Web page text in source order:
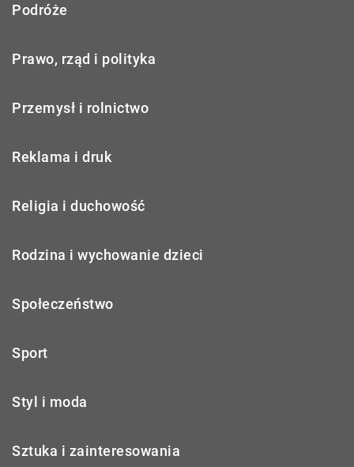
Podróże
Prawo, rząd i polityka
Przemysł i rolnictwo
Reklama i druk
Religia i duchowość
Rodzina i wychowanie dzieci
Społeczeństwo
Sport
Styl i moda
Sztuka i zainteresowania